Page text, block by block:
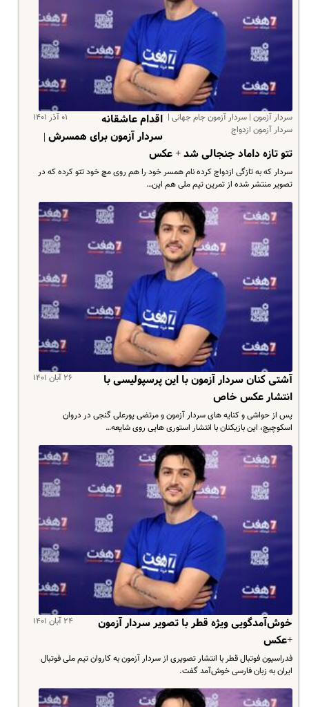
سردار آزمون | سردار آزمون جام جهانی |
سردار آزمون ازدواج
۰۱ آذر ۱۴۰۱
اقدام عاشقانه
سردار آزمون برای همسرش |
تتو تازه داماد جنجالی شد + عکس
سردار که به تازگی ازدواج کرده نام همسر خود را هم روی مچ خود تتو کرده که در
تصویر منتشر شده از تمرین تیم ملی هم این…
۲۶ آبان ۱۴۰۱
آشتی کنان سردار آزمون با این پرسپولیسی با
انتشار عکس خاص
پس از حواشی و کنایه های سردار آزمون و مرتضی پورعلی گنجی در دروان
اسکوچیچ، این بازیکنان با انتشار استوری هایی روی شایعه…
۲۴ آبان ۱۴۰۱
خوش‌آمدگویی ویژه قطر با تصویر سردار آزمون
+عکس
فدراسیون فوتبال قطر با انتشار تصویری از سردار آزمون به کاروان تیم ملی فوتبال
ایران به زبان فارسی خوش‌آمد گفت.